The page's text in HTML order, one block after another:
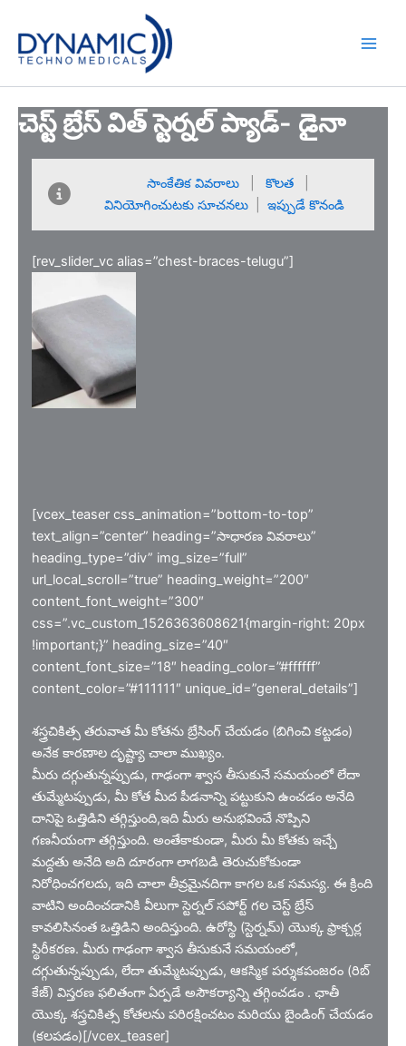
content
చెస్ట్ బ్రేస్ విత్ స్టెర్నల్ ప్యాడ్- డైనా
సాంకేతిక వివరాలు |కొలత
వినియోగించుటకు సూచనలు |ఇప్పుడే కొనండి
[rev_slider_vc alias=”chest-braces-telugu”]
[vcex_teaser css_animation=”bottom-to-top”
text_align=”center” heading=”సాధారణ వివరాలు”
heading_type=”div” img_size=”full”
url_local_scroll=”true” heading_weight=”200″
content_font_weight=”300″
css=”.vc_custom_1526363608621{margin-right: 20px
!important;}” heading_size=”40″
content_font_size=”18″ heading_color=”#ffffff”
content_color=”#111111″ unique_id=”general_details”]
శస్త్రచికిత్స తరువాత మీ కోతను బ్రేసింగ్ చేయడం (బిగించి కట్టడం)
అనేక కారణాల దృష్ట్యా చాలా ముఖ్యం.
మీరు దగ్గుతున్నప్పుడు, గాఢంగా శ్వాస తీసుకునే సమయంలో లేదా
తుమ్మేటప్పుడు, మీ కోత మీద పీడనాన్ని పట్టుకుని ఉంచడం అనేది
దానిపై ఒత్తిడిని తగ్గిస్తుంది,ఇది మీరు అనుభవించే నొప్పిని
గణనీయంగా తగ్గిస్తుంది. అంతేకాకుండా, మీరు మీ కోతకు ఇచ్చే
మద్దతు అనేది అది దూరంగా లాగబడి తెరుచుకోకుండా
నిరోధించగలదు, ఇది చాలా తీవ్రమైనదిగా కాగల ఒక సమస్య. ఈ క్రింది
వాటిని అందించడానికి వీలుగా స్టెర్నల్ సపోర్ట్ గల చెస్ట్ బ్రేస్
కావలిసినంత ఒత్తిడిని అందిస్తుంది. ఉరోస్థి (స్టెర్నమ్) యొక్క ఫ్రాక్చర్ల
స్థిరీకరణ. మీరు గాఢంగా శ్వాస తీసుకునే సమయంలో,
దగ్గుతున్నప్పుడు, లేదా తుమ్మేటప్పుడు, ఆకస్మిక పర్శుకపంజరం (రిబ్
కేజ్) విస్తరణ ఫలితంగా ఏర్పడే అసౌకర్యాన్ని తగ్గించడం . ఛాతీ
యొక్క శస్త్రచికిత్స కోతలను పరిరక్షించటం మరియు బైండింగ్ చేయడం
(కలపడం)[/vcex_teaser]